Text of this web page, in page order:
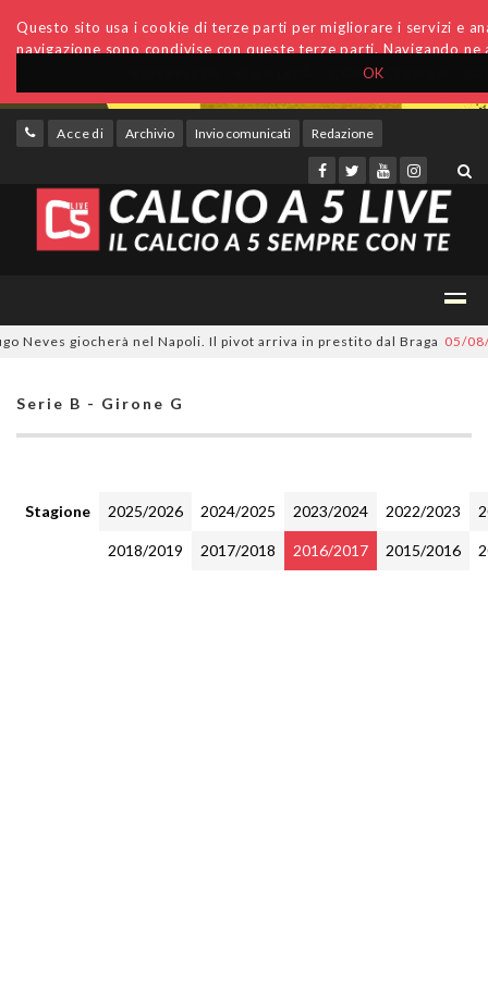
OK
Questo sito usa i cookie di terze parti per migliorare i servizi e
navigazione sono condivise con queste terze parti. Navigando
Accedi Archivio Invio comunicati Redazione
giocherà nel Napoli. Il pivot arriva in prestito dal Braga 05/08/
Serie B - Girone G
Stagione 2025/2026 2024/2025 2023/2024 2022/2023
2018/2019 2017/2018 2016/2017 2015/2016